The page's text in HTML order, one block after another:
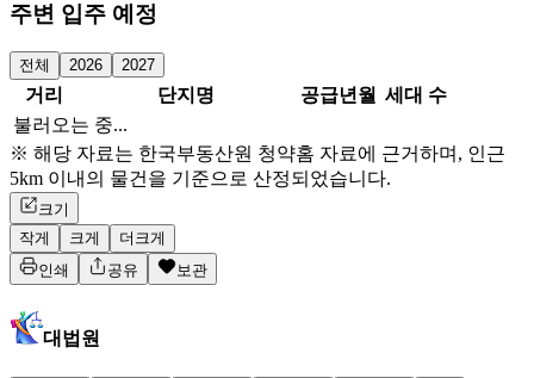
주변 입주 예정
전체 2026 2027
거리 단지명 공급년월 세대 수
불러오는 중...
※ 해당 자료는 한국부동산원 청약홈 자료에 근거하며, 인근
5km 이내의 물건을 기준으로 산정되었습니다.
크기
작게
크게
더크게
인쇄
공유 보관
대법원